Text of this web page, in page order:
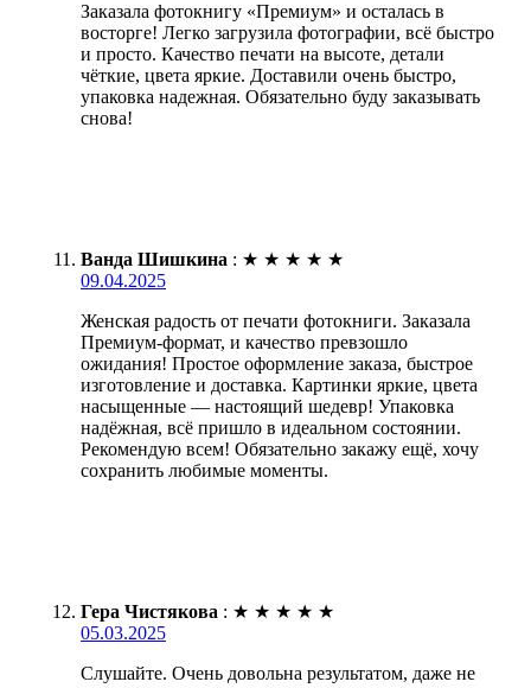
Заказала фотокнигу «Премиум» и осталась в
восторге! Легко загрузила фотографии, всё быстро
и просто. Качество печати на высоте, детали
чёткие, цвета яркие. Доставили очень быстро,
упаковка надежная. Обязательно буду заказывать
снова!
Ванда Шишкина : ★ ★ ★ ★ ★
09.04.2025
Женская радость от печати фотокниги. Заказала
Премиум-формат, и качество превзошло
ожидания! Простое оформление заказа, быстрое
изготовление и доставка. Картинки яркие, цвета
насыщенные — настоящий шедевр! Упаковка
надёжная, всё пришло в идеальном состоянии.
Рекомендую всем! Обязательно закажу ещё, хочу
сохранить любимые моменты.
Гера Чистякова : ★ ★ ★ ★ ★
05.03.2025
Слушайте. Очень довольна результатом, даже не